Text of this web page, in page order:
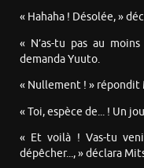
« Hahaha ! Désolée, »
« N’as-tu pas au
demanda Yuuto.
« Nullement ! » répondit
« Toi, espèce de... ! Un
« Et voilà ! Vas-tu
dépêcher..., » déclara